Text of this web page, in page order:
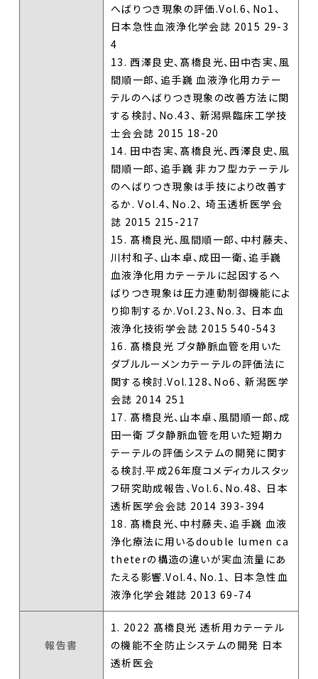
へばりつき現象の評価.Vol.6、No1、
日本急性血液浄化学会誌 2015 29-3
4
13. 西澤良史、髙橋良光、田中杏実、風
間順一郎、追手巍 血液浄化用カテー
テルのへばりつき現象の改善方法に関
する検討、No.43、 新潟県臨床工学技
士会会誌 2015 18-20
14. 田中杏実、髙橋良光、西澤良史、風
間順一郎、追手巍 非カフ型カテーテル
のへばりつき現象は手技により改善す
るか. Vol.4、No.2、 埼玉透析医学会
誌 2015 215-217
15. 髙橋良光、風間順一郎、中村藤夫、
川村和子、山本卓、成田一衛、追手巍
血液浄化用カテーテルに起因するへ
ばりつき現象は圧力連動制御機能によ
り抑制するか.Vol.23、No.3、 日本血
液浄化技術学会誌 2015 540-543
16. 髙橋良光 ブタ静脈血管を用いた
ダブルルーメンカテーテルの評価法に
関する検討.Vol.128、No6、 新潟医学
会誌 2014 251
17. 髙橋良光、山本卓、風間順一郎、成
田一衛 ブタ静脈血管を用いた短期カ
テーテルの評価システムの開発に関す
る検討.平成26年度コメディカルスタッ
フ研究助成報告、Vol.6、No.48、 日本
透析医学会会誌 2014 393-394
18. 髙橋良光、中村藤夫、追手巍 血液
浄化療法に用いるdouble lumen ca
theterの構造の違いが実血流量にあ
たえる影響.Vol.4、No.1、 日本急性血
液浄化学会雑誌 2013 69-74
報告書
1. 2022 髙橋良光 透析用カテーテル
の機能不全防止システムの開発 日本
透析医会